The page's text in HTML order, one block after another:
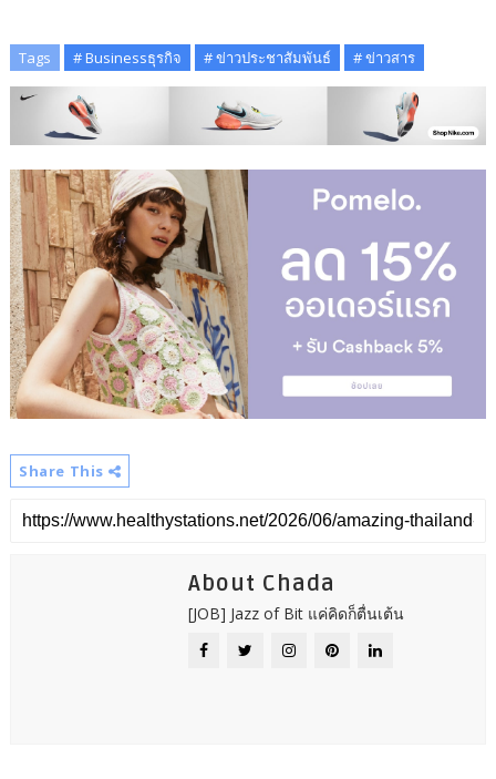
Tags # Businessธุรกิจ # ข่าวประชาสัมพันธ์ # ข่าวสาร
Share This
About Chada
[JOB] Jazz of Bit แค่คิดก็ตื่นเต้น